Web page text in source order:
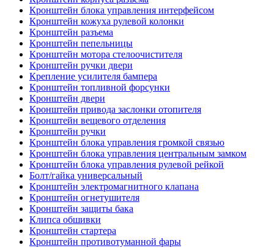
Кронштейн блока управления интерфейсом
Кронштейн кожуха рулевой колонки
Кронштейн разъема
Кронштейн пепельницы
Кронштейн мотора стелоочистителя
Кронштейн ручки двери
Крепление усилителя бампера
Кронштейн топливной форсунки
Кронштейн двери
Кронштейн привода заслонки отопителя
Кронштейн вещевого отделения
Кронштейн ручки
Кронштейн блока управления громкой связью
Кронштейн блока управления центральным замком
Кронштейн блока управления рулевой рейкой
Болт/гайка универсальный
Кронштейн электромагнитного клапана
Кронштейн огнетушителя
Кронштейн защиты бака
Клипса обшивки
Кронштейн стартера
Кронштейн противотуманной фары